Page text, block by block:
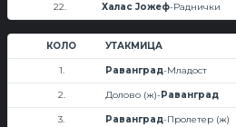
22. Халас Јожеф-Раднички
КОЛО УТАКМИЦА
1. Раванград-Младост
2. Долово (ж)-Раванград
3. Раванград-Пролетер (ж)